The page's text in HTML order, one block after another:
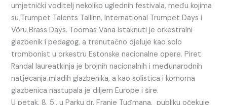
umjetnički voditelj nekoliko uglednih festivala, među kojima
su Trumpet Talents Tallinn, International Trumpet Days i
Võru Brass Days. Toomas Vana istaknuti je orkestralni
glazbenik i pedagog, a trenutačno djeluje kao solo
trombonist u orkestru Estonske nacionalne opere. Piret
Randal laureatkinja je brojnih nacionalnih i međunarodnih
natjecanja mladih glazbenika, a kao solistica i komorna
glazbenica nastupala je diljem Europe i šire.
U petak, 8. 5., u Parku dr. Franje Tuđmana, publiku očekuje